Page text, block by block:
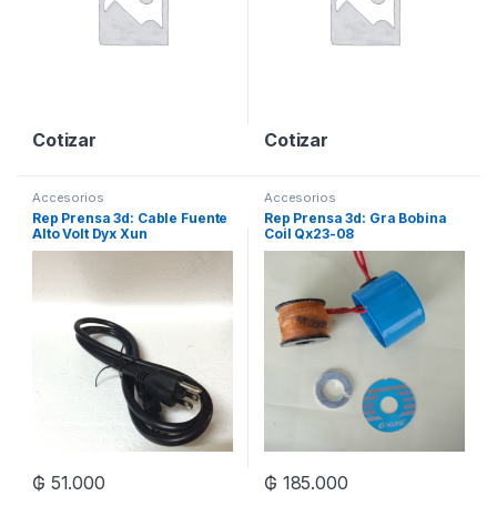
Cotizar Cotizar
Accesorios
Rep Prensa 3d: Cable Fuente
Alto Volt Dyx Xun
₲ 51.000
Accesorios
Rep Prensa 3d: Gra Bobina
Coil Qx23-08
₲ 185.000